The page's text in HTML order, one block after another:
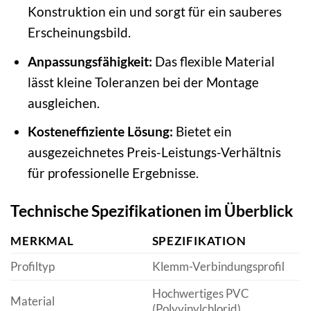
Konstruktion ein und sorgt für ein sauberes
Erscheinungsbild.
Anpassungsfähigkeit: Das flexible Material
lässt kleine Toleranzen bei der Montage
ausgleichen.
Kosteneffiziente Lösung: Bietet ein
ausgezeichnetes Preis-Leistungs-Verhältnis
für professionelle Ergebnisse.
Technische Spezifikationen im Überblick
MERKMAL
SPEZIFIKATION
Profiltyp
Klemm-Verbindungsprofil
Material
Hochwertiges PVC